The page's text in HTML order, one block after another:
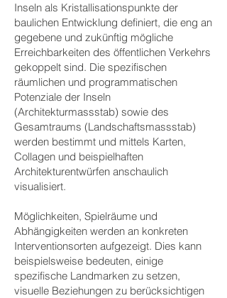
Inseln als Kristallisationspunkte der
baulichen Entwicklung definiert, die eng an
gegebene und zukünftig mögliche
Erreichbarkeiten des öffentlichen Verkehrs
gekoppelt sind. Die spezifischen
räumlichen und programmatischen
Potenziale der Inseln
(Architekturmassstab) sowie des
Gesamtraums (Landschaftsmassstab)
werden bestimmt und mittels Karten,
Collagen und beispielhaften
Architekturentwürfen anschaulich
visualisiert.
Möglichkeiten, Spielräume und
Abhängigkeiten werden an konkreten
Interventionsorten aufgezeigt. Dies kann
beispielsweise bedeuten, einige
spezifische Landmarken zu setzen,
visuelle Beziehungen zu berücksichtigen